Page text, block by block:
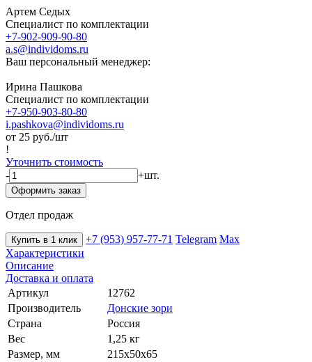
Артем Седых
Специалист по комплектации
+7-902-909-90-80
a.s@individoms.ru
Ваш персональный менеджер:
Ирина Пашкова
Специалист по комплектации
+7-950-903-80-80
i.pashkova@individoms.ru
от 25 руб./шт
!
Уточнить стоимость
-
+шт.
Оформить заказ
Отдел продаж
Купить в 1 клик +7 (953) 957-77-71 Telegram Max
Характеристики
Описание
Доставка и оплата
Артикул
12762
Производитель
Донские зори
Страна
Россия
Вес
1,25 кг
Размер, мм
215х50х65